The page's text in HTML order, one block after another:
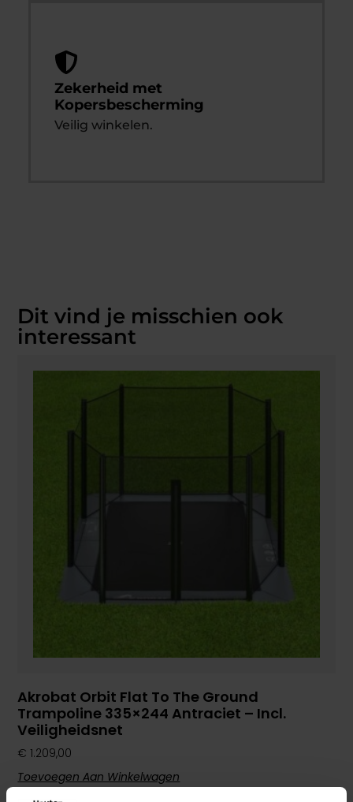
Zekerheid met
Kopersbescherming
Veilig winkelen.
Dit vind je misschien ook
interessant
Akrobat Orbit Flat To The Ground
Trampoline 335×244 Antraciet – Incl.
Veiligheidsnet
€ 1.209,00
Toevoegen Aan Winkelwagen